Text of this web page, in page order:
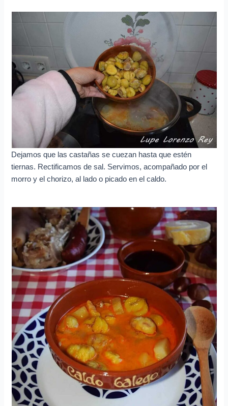
Dejamos que las castañas se cuezan hasta que estén
tiernas. Rectificamos de sal. Servimos, acompañado por el
morro y el chorizo, al lado o picado en el caldo.